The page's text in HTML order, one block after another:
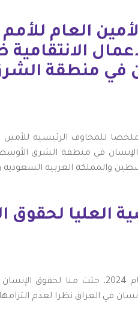
في منطقة
للمخاوف الرئيسية للأمين
في منطقة الشرق الأوسط
والمملكة العربية السعودية
العليا لحقوق
قبل عملية الاعتماد في عام 2024،
في العراق نظرا لعدم التزامها